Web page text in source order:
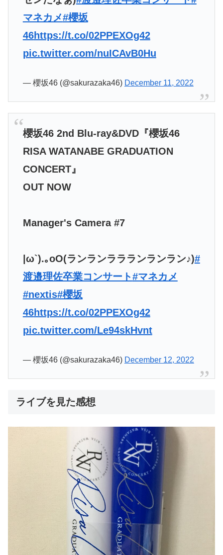
マネカメ#櫻坂
46https://t.co/02PPEXOg42
pic.twitter.com/nuICAvB0Hu
— 櫻坂46 (@sakurazaka46) December 11, 2022
櫻坂46 2nd Blu-ray&DVD『櫻坂46
RISA WATANABE GRADUATION
CONCERT』
OUT NOW
Manager's Camera #7
|ω`).｡oO(ランランララランランラン♪)#
渡邉理佐卒業コンサート#マネカメ
#nextis#櫻坂
46https://t.co/02PPEXOg42
pic.twitter.com/Le94skHvnt
— 櫻坂46 (@sakurazaka46) December 12, 2022
ライブを見た感想